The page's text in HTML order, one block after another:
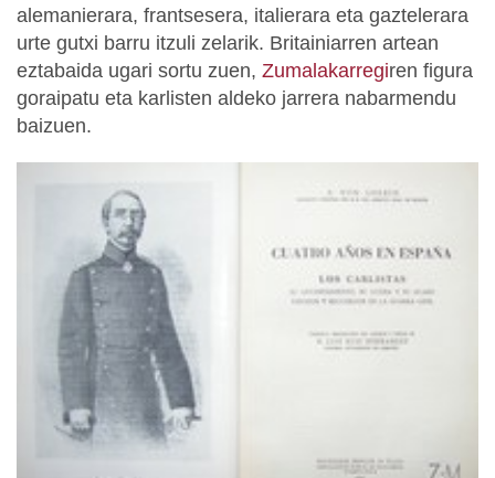
alemanierara, frantsesera, italierara eta gaztelerara
urte gutxi barru itzuli zelarik. Britainiarren artean
eztabaida ugari sortu zuen, Zumalakarregiren figura
goraipatu eta karlisten aldeko jarrera nabarmendu
baizuen.